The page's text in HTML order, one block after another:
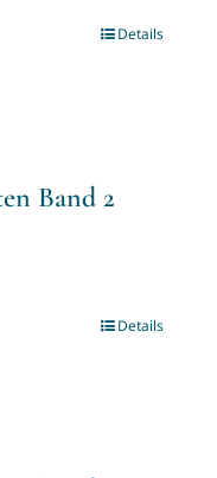
Details
Band 2
Details